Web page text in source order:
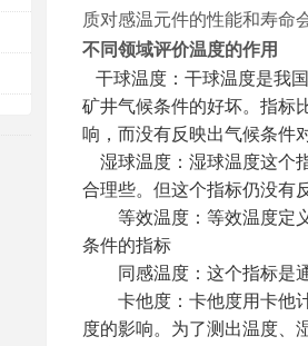
质对感温元件的性能和寿命
不同领域评价温度的作用
干球温度：干球温度是我
矿井气候条件的好坏。指标
响，而没有反映出气候条件
湿球温度：湿球温度这个
合理些。但这个指标仍没有
等效温度：等效温度定
条件的指标
同感温度：这个指标是
卡他度：卡他度用卡他
度的影响。为了测出温度、